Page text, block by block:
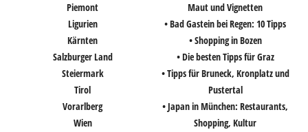
Piemont
Ligurien
Kärnten
Salzburger Land
Steiermark
Tirol
Vorarlberg
Wien
Maut und Vignetten
• Bad Gastein bei Regen: 10 Tipps
• Shopping in Bozen
• Die besten Tipps für Graz
• Tipps für Bruneck, Kronplatz und
Pustertal
• Japan in München: Restaurants,
Shopping, Kultur